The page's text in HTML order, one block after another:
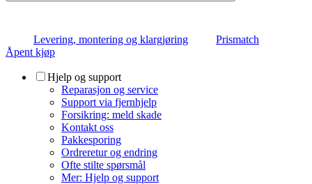
Levering, montering og klargjøring
Prismatch
Åpent kjøp
Hjelp og support
Reparasjon og service
Support via fjernhjelp
Forsikring: meld skade
Kontakt oss
Pakkesporing
Ordreretur og endring
Ofte stilte spørsmål
Mer: Hjelp og support